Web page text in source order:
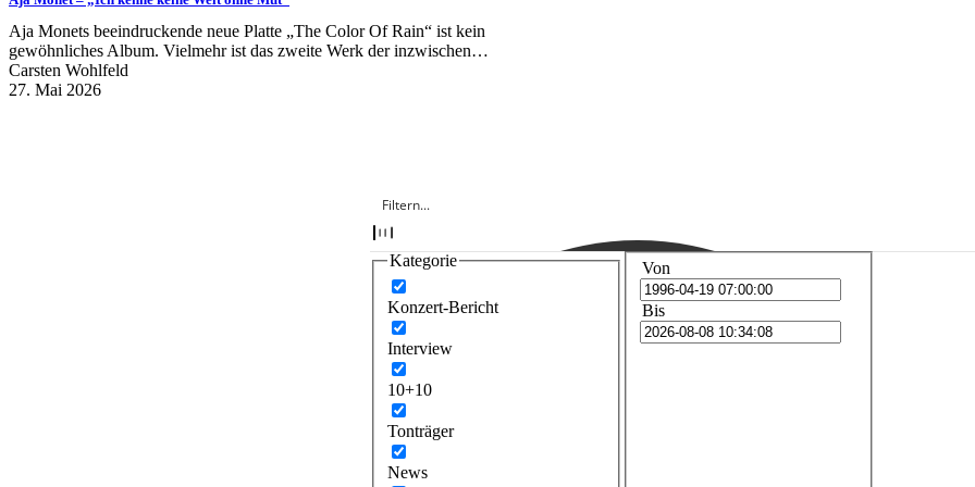
Aja Monets beeindruckende neue Platte „The Color Of Rain“ ist kein
gewöhnliches Album. Vielmehr ist das zweite Werk der inzwischen…
Carsten Wohlfeld
27. Mai 2026
Kategorie
Konzert-Bericht
Interview
10+10
Tonträger
News
Von
Bis